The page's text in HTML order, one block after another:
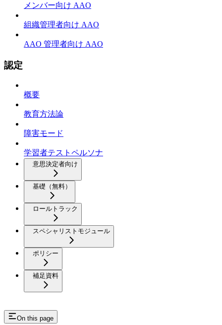
メンバー向け AAO
組織管理者向け AAO
AAO 管理者向け AAO
認定
概要
教育方法論
障害モード
学習者テストペルソナ
意思決定者向け
基礎（無料）
ロールトラック
スペシャリストモジュール
ポリシー
補足資料
On this page